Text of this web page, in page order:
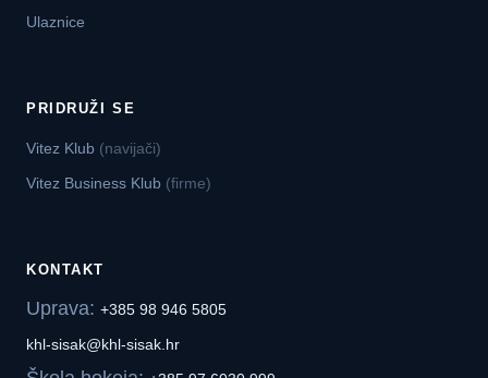
Ulaznice
PRIDRUŽI SE
Vitez Klub (navijači)
Vitez Business Klub (firme)
KONTAKT
Uprava: +385 98 946 5805
khl-sisak@khl-sisak.hr